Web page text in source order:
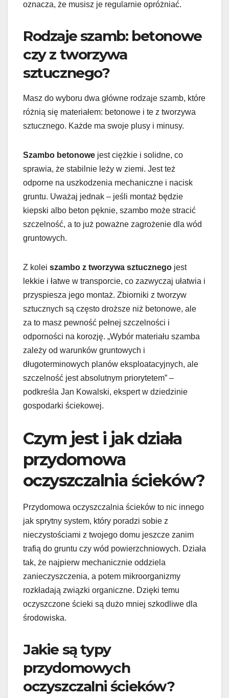
oznacza, że musisz je regularnie opróżniać.
Rodzaje szamb: betonowe
czy z tworzywa
sztucznego?
Masz do wyboru dwa główne rodzaje szamb, które
różnią się materiałem: betonowe i te z tworzywa
sztucznego. Każde ma swoje plusy i minusy.
Szambo betonowe jest ciężkie i solidne, co
sprawia, że stabilnie leży w ziemi. Jest też
odporne na uszkodzenia mechaniczne i nacisk
gruntu. Uważaj jednak – jeśli montaż będzie
kiepski albo beton pęknie, szambo może stracić
szczelność, a to już poważne zagrożenie dla wód
gruntowych.
Z kolei szambo z tworzywa sztucznego jest
lekkie i łatwe w transporcie, co zazwyczaj ułatwia i
przyspiesza jego montaż. Zbiorniki z tworzyw
sztucznych są często droższe niż betonowe, ale
za to masz pewność pełnej szczelności i
odporności na korozję. „Wybór materiału szamba
zależy od warunków gruntowych i
długoterminowych planów eksploatacyjnych, ale
szczelność jest absolutnym priorytetem” –
podkreśla Jan Kowalski, ekspert w dziedzinie
gospodarki ściekowej.
Czym jest i jak działa
przydomowa
oczyszczalnia ścieków?
Przydomowa oczyszczalnia ścieków to nic innego
jak sprytny system, który poradzi sobie z
nieczystościami z twojego domu jeszcze zanim
trafią do gruntu czy wód powierzchniowych. Działa
tak, że najpierw mechanicznie oddziela
zanieczyszczenia, a potem mikroorganizmy
rozkładają związki organiczne. Dzięki temu
oczyszczone ścieki są dużo mniej szkodliwe dla
środowiska.
Jakie są typy
przydomowych
oczyszczalni ścieków?